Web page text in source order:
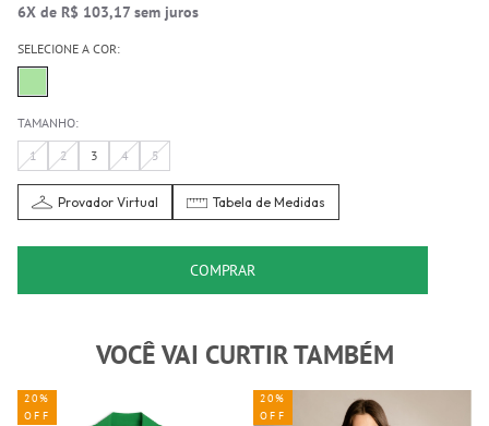
6X de R$ 103,17 sem juros
SELECIONE A COR:
TAMANHO:
1
2 3 4 5
Provador Virtual Tabela de Medidas
COMPRAR
VOCÊ VAI CURTIR TAMBÉM
20%
OFF
20%
OFF